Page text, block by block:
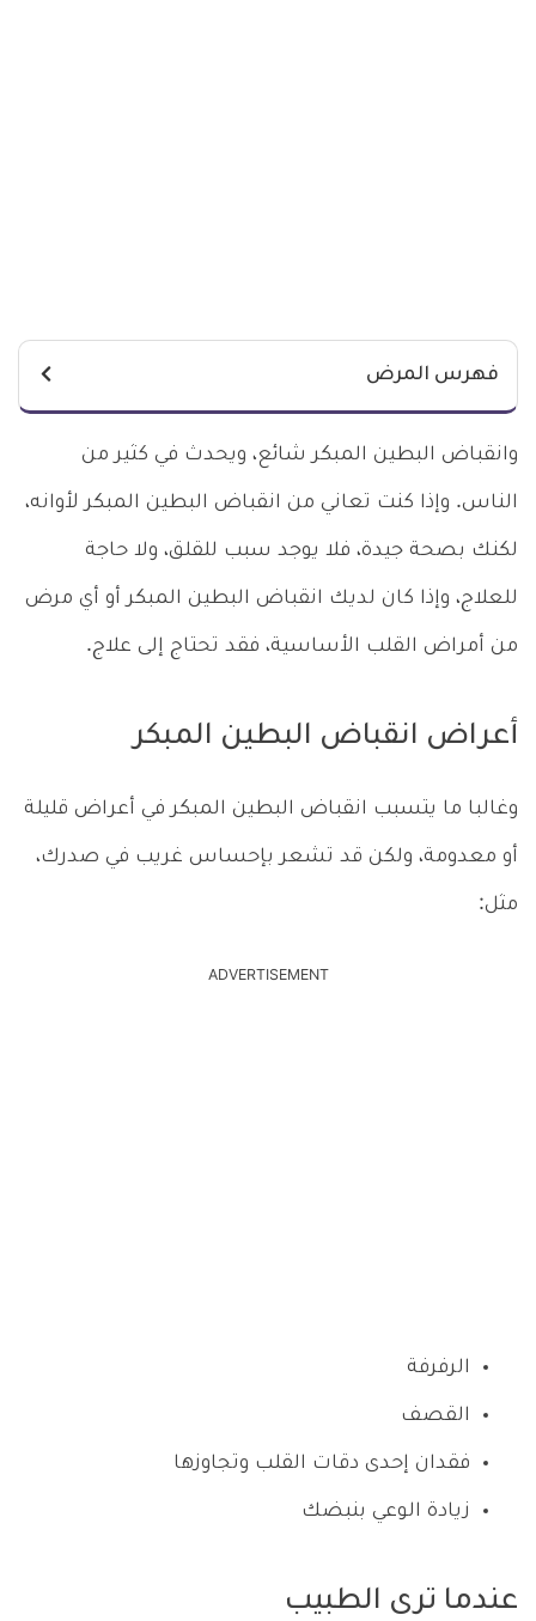
فهرس المرض
وانقباض البطين المبكر شائع، ويحدث في كثير من
الناس. وإذا كنت تعاني من انقباض البطين المبكر لأوانه،
لكنك بصحة جيدة، فلا يوجد سبب للقلق، ولا حاجة
للعلاج، وإذا كان لديك انقباض البطين المبكر أو أي مرض
من أمراض القلب الأساسية، فقد تحتاج إلى علاج.
أعراض انقباض البطين المبكر
وغالبا ما يتسبب انقباض البطين المبكر في أعراض قليلة
أو معدومة، ولكن قد تشعر بإحساس غريب في صدرك،
مثل:
ADVERTISEMENT
الرفرفة
القصف
فقدان إحدى دقات القلب وتجاوزها
زيادة الوعي بنبضك
عندما ترى الطبيب